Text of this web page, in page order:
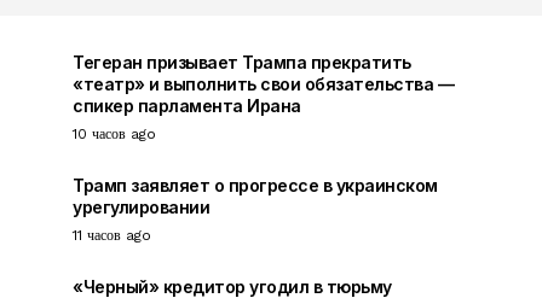
Тегеран призывает Трампа прекратить
«театр» и выполнить свои обязательства —
спикер парламента Ирана
10 часов ago
Трамп заявляет о прогрессе в украинском
урегулировании
11 часов ago
«Черный» кредитор угодил в тюрьму